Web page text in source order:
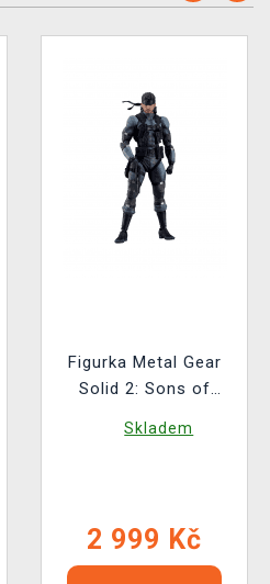
Figurka Metal Gear
Solid 2: Sons of
(Figma)
Skladem
2 999 Kč